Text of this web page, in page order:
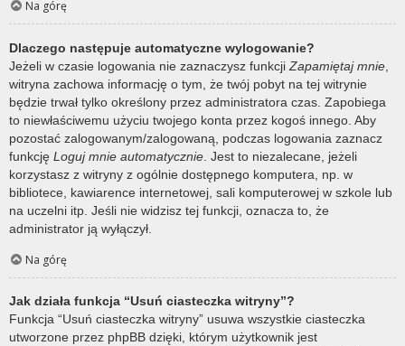
Na górę
Dlaczego następuje automatyczne wylogowanie?
Jeżeli w czasie logowania nie zaznaczysz funkcji Zapamiętaj mnie
witryna zachowa informację o tym, że twój pobyt na tej witrynie
będzie trwał tylko określony przez administratora czas. Zapobiega
to niewłaściwemu użyciu twojego konta przez kogoś innego. Aby
pozostać zalogowanym/zalogowaną, podczas logowania zaznacz
funkcję Loguj mnie automatycznie . Jest to niezalecane, jeżeli
korzystasz z witryny z ogólnie dostępnego komputera, np. w
bibliotece, kawiarence internetowej, sali komputerowej w szkole lub
na uczelni itp. Jeśli nie widzisz tej funkcji, oznacza to, że
administrator ją wyłączył.
Na górę
Jak działa funkcja “Usuń ciasteczka witryny”?
Funkcja “Usuń ciasteczka witryny” usuwa wszystkie ciasteczka
utworzone przez phpBB dzięki, którym użytkownik jest